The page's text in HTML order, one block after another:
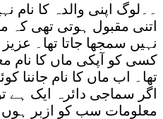
۔۔لوگ اپنی والدہ کا نام
اتنی مقبول ہوتی تھی کہ
نہیں سمجھا جاتا تھا۔
کسی کو آپکی ماں کا نام
تھا۔ اب ماں کا نام جاننا
اگر سماجی دائرہ ایک
معلومات سب کو ازبر